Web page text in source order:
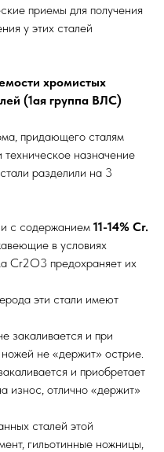
приемы для получения
у этих сталей
хромистых
(1ая группа ВЛС)
придающего сталям
техническое назначение
разделили на 3
с содержанием 11-14% Cr.
в условиях
Cr2О3 предохраняет их
эти стали имеют
закаливается и при
ножей не «держит» острие.
и приобретает
износ, отлично «держит»
сталей этой
гильотинные ножницы,